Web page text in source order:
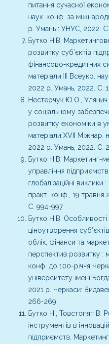
питання сучасної
наук. конф. за
р. Умань : УНУС, 2022. С.
Бутко Н.В.
розвитку суб’єктів
фінансово-кредитних
матеріали ІІІ Всеукр.
2022 р. Умань, 2022. С.
Нестерчук Ю.О., Улянич
у соціальному
розвитку економіки в
матеріали ХVІІ
2022 р. Умань, 2022. С.
Бутко Н.В. Маркетинг-
управління
глобалізаційні виклики
практ. конф., 19
С. 994-997.
Бутко Н.В.
ціноутворення
облік, фінанси та
перспектив розвитку :
конф. до 100-річчя
університету імені
2021 р. Черкаси:
266-269.
Бутко Н., Товстопят В.
інструментів в
підприємств.